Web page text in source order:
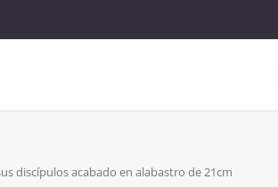
discípulos acabado en alabastro de 21cm